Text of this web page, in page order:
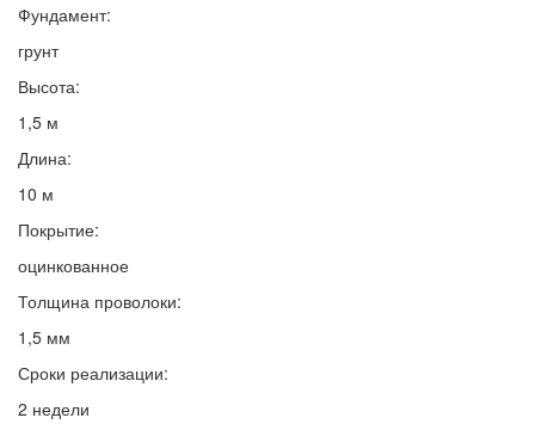
Фундамент:
грунт
Высота:
1,5 м
Длина:
10 м
Покрытие:
оцинкованное
Толщина проволоки:
1,5 мм
Сроки реализации:
2 недели